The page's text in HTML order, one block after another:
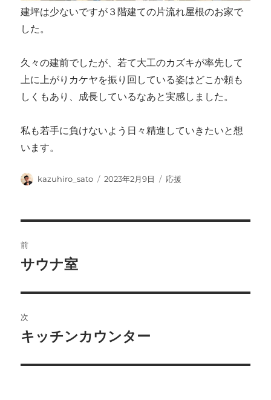
建坪は少ないですが３階建ての片流れ屋根のお家で
した。
久々の建前でしたが、若て大工のカズキが率先して
上に上がりカケヤを振り回している姿はどこか頼も
しくもあり、成長しているなあと実感しました。
私も若手に負けないよう日々精進していきたいと想
います。
投
kazuhiro_sato
投
2023年2月9日
カ
応援
稿
ビ
ゲ
ー
前
前
投
稿:
サウナ室
次
次
投
キッチンカウンター